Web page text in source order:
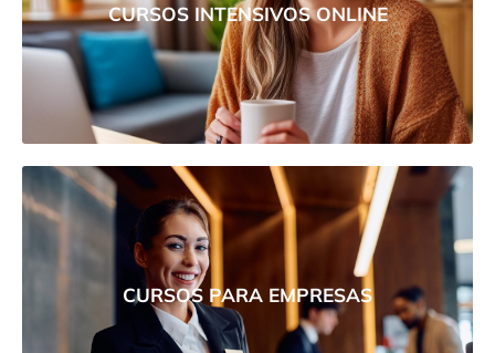
CURSOS INTENSIVOS ONLINE
CURSOS PARA EMPRESAS